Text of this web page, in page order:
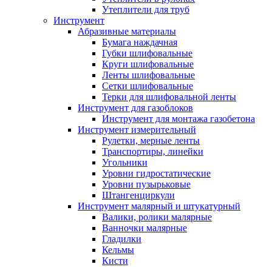
Утеплители для труб
Инструмент
Абразивные материалы
Бумага наждачная
Губки шлифовальные
Круги шлифовальные
Ленты шлифовальные
Сетки шлифовальные
Терки для шлифовальной ленты
Инструмент для газоблоков
Инструмент для монтажа газобетона
Инструмент измерительный
Рулетки, мерные ленты
Транспортиры, линейки
Угольники
Уровни гидростатические
Уровни пузырьковые
Штангенциркули
Инструмент малярный и штукатурный
Валики, ролики малярные
Ванночки малярные
Гладилки
Кельмы
Кисти